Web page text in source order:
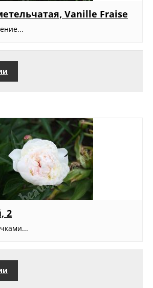
Vanille Fraise
2